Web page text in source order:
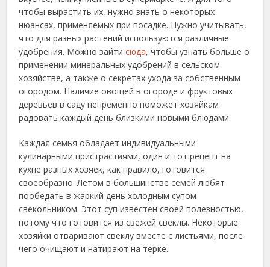
чтобы вырастить их, нужно знать о некоторых
нюансах, применяемых при посадке. Нужно учитывать,
что для разных растений используются различные
удобрения. Можно зайтисюда, чтобы узнать больше о
применении минеральных удобрений в сельском
хозяйстве, а также о секретах ухода за собственным
огородом. Наличие овощей в огороде и фруктовых
деревьев в саду непременно поможет хозяйкам
радовать каждый день близкими новыми блюдами.
Каждая семья обладает индивидуальными
кулинарными пристрастиями, один и тот рецепт на
кухне разных хозяек, как правило, готовится
своеобразно. Летом в большинстве семей любят
пообедать в жаркий день холодным супом
свекольником. Этот суп известен своей полезностью,
потому что готовится из свежей свеклы. Некоторые
хозяйки отваривают свеклу вместе с листьями, после
чего очищают и натирают на терке.